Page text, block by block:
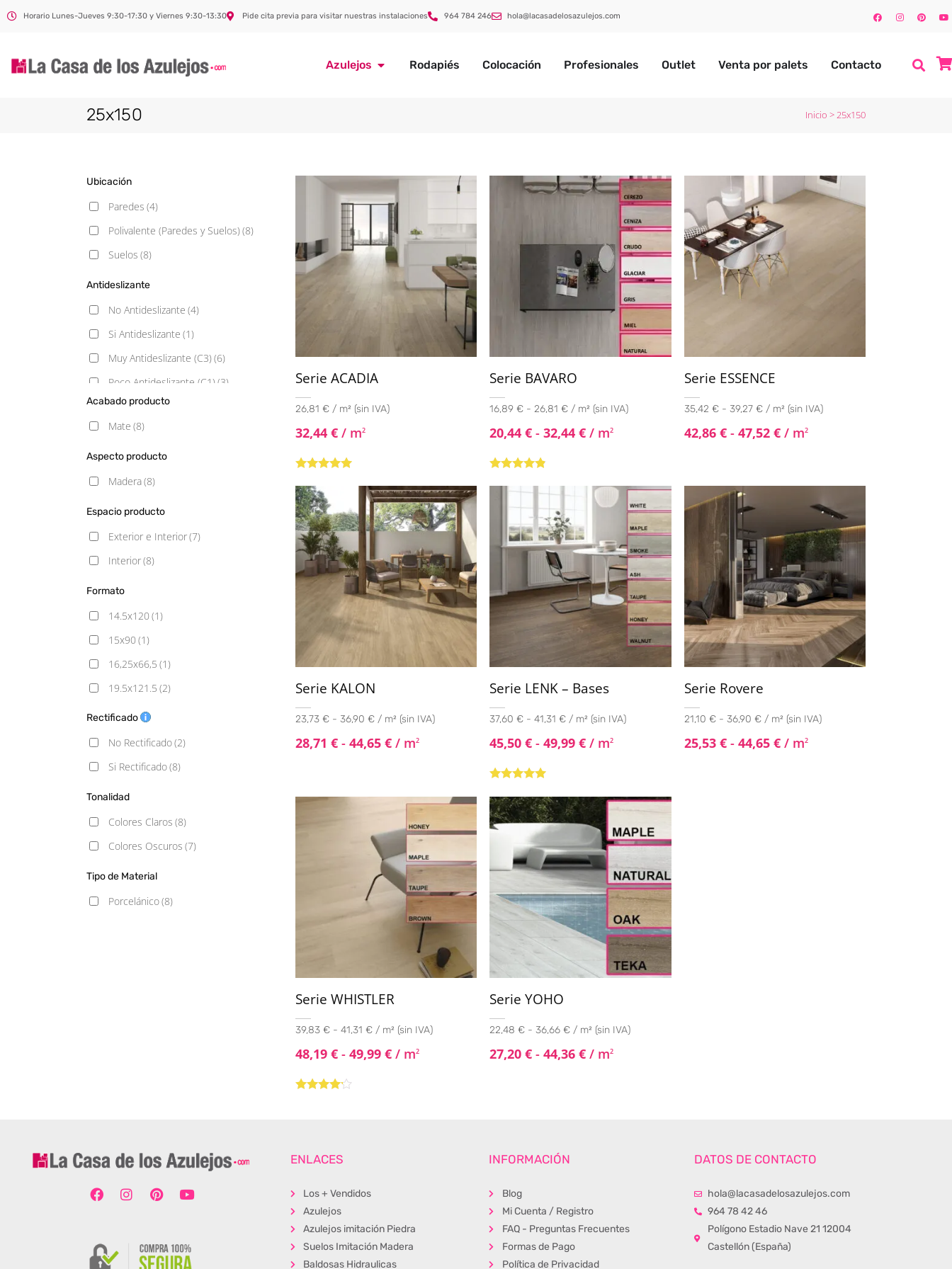
Horario Lunes-Jueves 9:30-17:30 y Viernes 9:30-13:30 Pide cita previa para visitar nuestras instalaciones 964 784 246 hola@lacasadelosazulejos.com
Azulejos Rodapiés Colocación Profesionales Outlet Venta por palets Contacto
25x150 Inicio >25x150
Ubicación
Paredes (4)
Polivalente (Paredes y Suelos)(8)
Suelos (8)
Antideslizante
No Antideslizante (4)
Si Antideslizante (1)
Muy Antideslizante (C3)(6)
Poco Antideslizante (C1)(3)
Acabado producto
Mate (8)
Aspecto producto
Madera(8)
Espacio producto
Exterior e Interior(7)
Interior(8)
Formato
14.5x120 (1)
15x90 (1)
16,25x66,5 (1)
19.5x121.5 (2)
20x120(3)
(1)
24x151 (2)
Rectificado
No Rectificado(2)
Si Rectificado(8)
Tonalidad
Colores Claros (8)
Colores Oscuros (7)
Tipo de Material
Porcelánico(8)
Serie ACADIA
26,81 € / m² (sin IVA)
32,44 € / m2
5.00de 5
Serie BAVARO
16,89 € - 26,81 € / m² (sin IVA)
20,44€ - 32,44€ / m2
4.67
Serie ESSENCE
35,42 € - 39,27 € / m² (sin IVA)
42,86 € - 47,52 €/ m2
Serie KALON
23,73 € - 36,90 € / m² (sin IVA)
28,71 € - 44,65 € / m2
Serie LENK – Bases
37,60 € - 41,31 € / m² (sin IVA)
45,50€ - 49,99€ / m2
5.00de 5
Serie Rovere
21,10 € - 36,90 € / m² (sin IVA)
25,53 € - 44,65 €/ m2
Serie WHISTLER
39,83 € - 41,31 € / m² (sin IVA)
48,19 € - 49,99 € / m2
Serie YOHO
22,48 € - 36,66 € / m² (sin IVA)
27,20€ - 44,36€ / m2
ENLACES
Los + Vendidos
Azulejos
Azulejos imitación Piedra
Suelos Imitación Madera
Baldosas Hidraulicas
INFORMACIÓN
Blog
Mi Cuenta / Registro
FAQ - Preguntas Frecuentes
Formas de Pago
Política de Privacidad
DATOS DE CONTACTO
hola@lacasadelosazulejos.com
964 78 42 46
Polígono Estadio Nave 21 12004
Castellón (España)